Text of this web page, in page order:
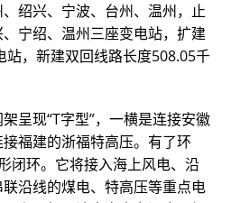
绍兴、宁波、台州、温州，止
宁绍、温州三座变电站，扩建
，新建双回线路长度508.05千
呈现“T字型”，一横是连接安徽
福建的浙福特高压。有了环
闭环。它将接入海上风电、沿
沿线的煤电、特高压等重点电